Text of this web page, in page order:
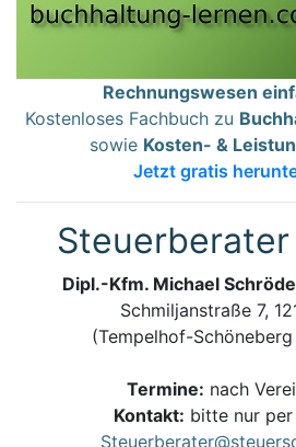
Rechnungswesen
Kostenloses Fachbuch zu
sowie Kosten- &
Jetzt gratis
Dipl.-Kfm. Michael
Schmiljanstraße 7,
(Tempelhof-
Termine: nach
Kontakt: bitte nur